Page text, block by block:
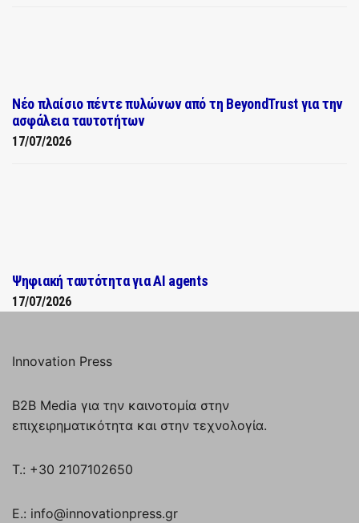
Νέο πλαίσιο πέντε πυλώνων από τη BeyondTrust για την
ασφάλεια ταυτοτήτων
17/07/2026
Ψηφιακή ταυτότητα για AI agents
17/07/2026
Innovation Press
B2B Media για την καινοτομία στην
επιχειρηματικότητα και στην τεχνολογία.
T.: +30 2107102650
E.: info@innovationpress.gr